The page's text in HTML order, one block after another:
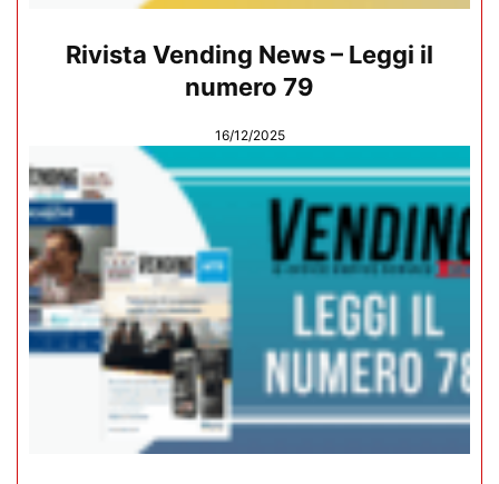
Rivista Vending News – Leggi il
numero 79
16/12/2025